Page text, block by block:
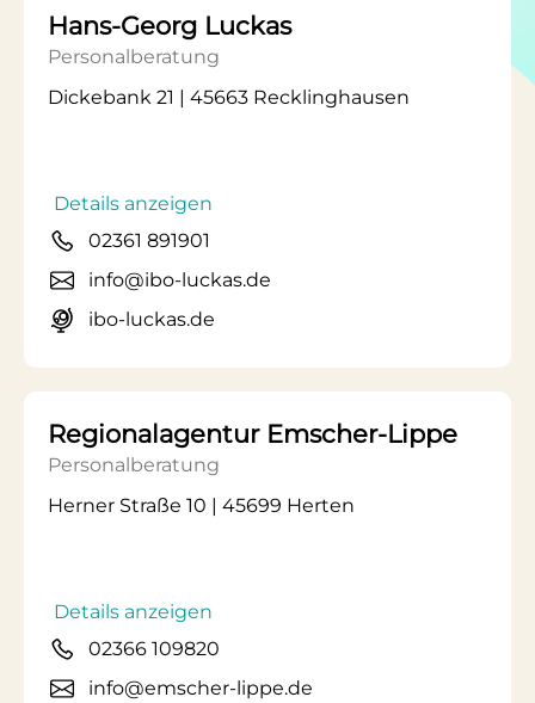
Hans-Georg Luckas
Personalberatung
Dickebank 21 | 45663 Recklinghausen
Details anzeigen
02361 891901
info@ibo-luckas.de
ibo-luckas.de
Regionalagentur Emscher-Lippe
Personalberatung
Herner Straße 10 | 45699 Herten
Details anzeigen
02366 109820
info@emscher-lippe.de